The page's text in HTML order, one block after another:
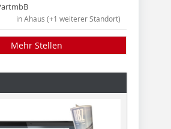
in Ahaus (+1 weiterer Standort)
Mehr Stellen